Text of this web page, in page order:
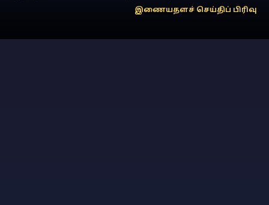
இணையதளச் செய்திப் பிரிவு